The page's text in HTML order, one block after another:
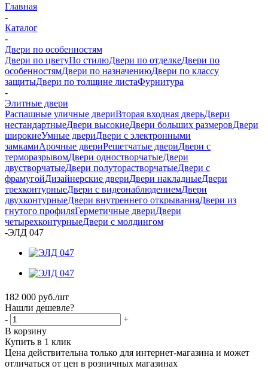
Главная
-
Каталог
-
Двери по особенностям
Двери по цветуПо стилюДвери по отделкеДвери по
особенностямДвери по назначениюДвери по классу
защитыДвери по толщине листаФурнитура
-
Элитные двери
Распашные уличные двериВторая входная дверьДвери
нестандартныеДвери высокиеДвери больших размеровДвери
широкиеУмные двериДвери с электронными
замкамиАрочные двериРешетчатые двериДвери с
терморазрывомДвери одностворчатыеДвери
двустворчатыеДвери полуторастворчатыеДвери с
фрамугойДизайнерские двериДвери накладныеДвери
трехконтурныеДвери с видеонаблюдениемДвери
двухконтурныеДвери внутреннего открыванияДвери из
гнутого профиляГерметичные двериДвери
четырехконтурныеДвери с молдингом
-ЭЛД 047
182 000 руб./шт
Нашли дешевле?
-
+
В корзину
Купить в 1 клик
Цена действительна только для интернет-магазина и может
отличаться от цен в розничных магазинах